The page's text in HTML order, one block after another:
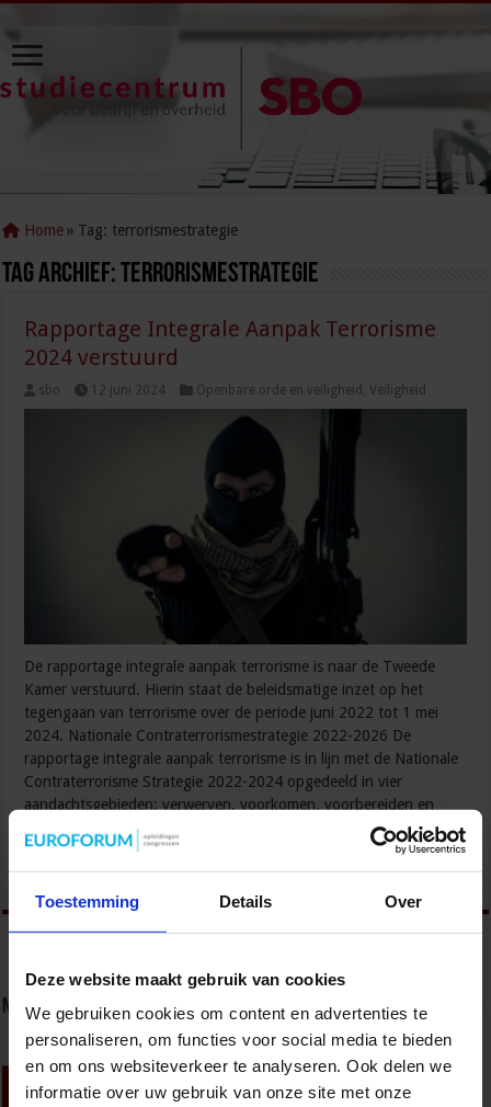
Toestemming Details Over
Deze website maakt gebruik van cookies
We gebruiken cookies om content en advertenties te
personaliseren, om functies voor social media te bieden
en om ons websiteverkeer te analyseren. Ook delen we
informatie over uw gebruik van onze site met onze
Home » Tag: terrorismestrategie
Tag Archief:terrorismestrategie
Rapportage Integrale Aanpak Terrorisme
2024 verstuurd
sbo 12 juni 2024 Openbare orde en veiligheid ,Veiligheid
De rapportage integrale aanpak terrorisme is naar de Tweede
Kamer verstuurd. Hierin staat de beleidsmatige inzet op het
tegengaan van terrorisme over de periode juni 2022 tot 1 mei
2024. Nationale Contraterrorismestrategie 2022-2026 De
rapportage integrale aanpak terrorisme is in lijn met de Nationale
Contraterrorisme Strategie 2022-2024 opgedeeld in vier
aandachtsgebieden: verwerven, voorkomen, voorbereiden en
vervolgen. Deze combinatie van gericht …
Nieuwsbrief